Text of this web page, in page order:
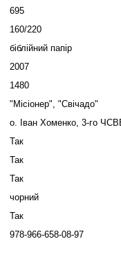
695
160/220
біблійний папір
2007
1480
"Місіонер", "Свічадо"
о. Іван Хоменко, 3-го
Так
Так
Так
чорний
Так
978-966-658-08-97